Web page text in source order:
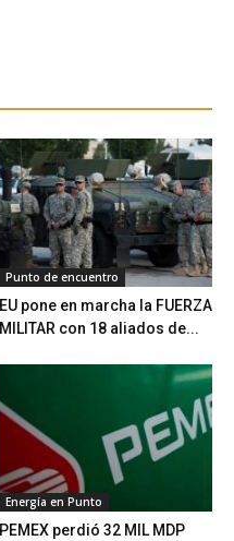
Punto de encuentro
EU pone en marcha la FUERZA
MILITAR con 18 aliados de...
Energía en Punto
PEMEX perdió 32 MIL MDP